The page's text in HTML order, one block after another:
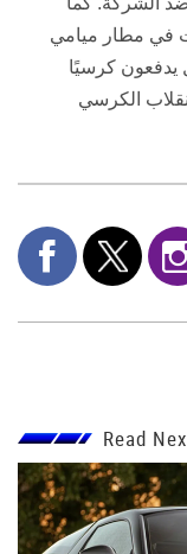
في مطار ميامي
يدفعون كرسيًا
الكرسي
Read